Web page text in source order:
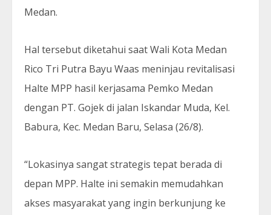
Medan.
Hal tersebut diketahui saat Wali Kota Medan
Rico Tri Putra Bayu Waas meninjau revitalisasi
Halte MPP hasil kerjasama Pemko Medan
dengan PT. Gojek di jalan Iskandar Muda, Kel.
Babura, Kec. Medan Baru, Selasa (26/8).
“Lokasinya sangat strategis tepat berada di
depan MPP. Halte ini semakin memudahkan
akses masyarakat yang ingin berkunjung ke